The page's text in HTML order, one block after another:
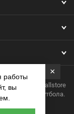
Footballstore
для футбола.
×
работы
вы